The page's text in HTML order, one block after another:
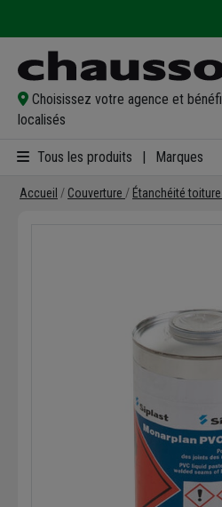
Choisissez votre agence et
localisés
Tous les produits Marques
Accueil Couverture Étanchéité